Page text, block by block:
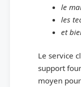
le
les
et
Le service
support
moyen